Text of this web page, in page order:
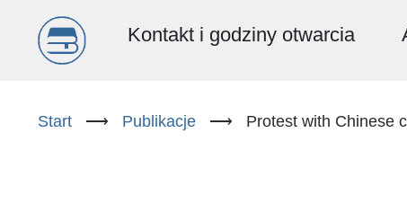
Menu
(PL)
Kontakt i godziny otwarcia
Start ⟶ Publikacje ⟶ Protest with Chinese